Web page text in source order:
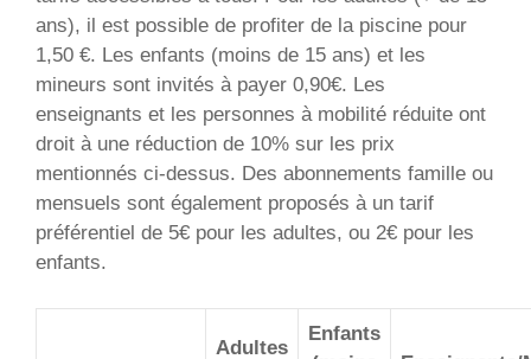
ans), il est possible de profiter de la piscine pour
1,50 €. Les enfants (moins de 15 ans) et les
mineurs sont invités à payer 0,90€. Les
enseignants et les personnes à mobilité réduite ont
droit à une réduction de 10% sur les prix
mentionnés ci-dessus. Des abonnements famille ou
mensuels sont également proposés à un tarif
préférentiel de 5€ pour les adultes, ou 2€ pour les
enfants.
Adultes
Enfants